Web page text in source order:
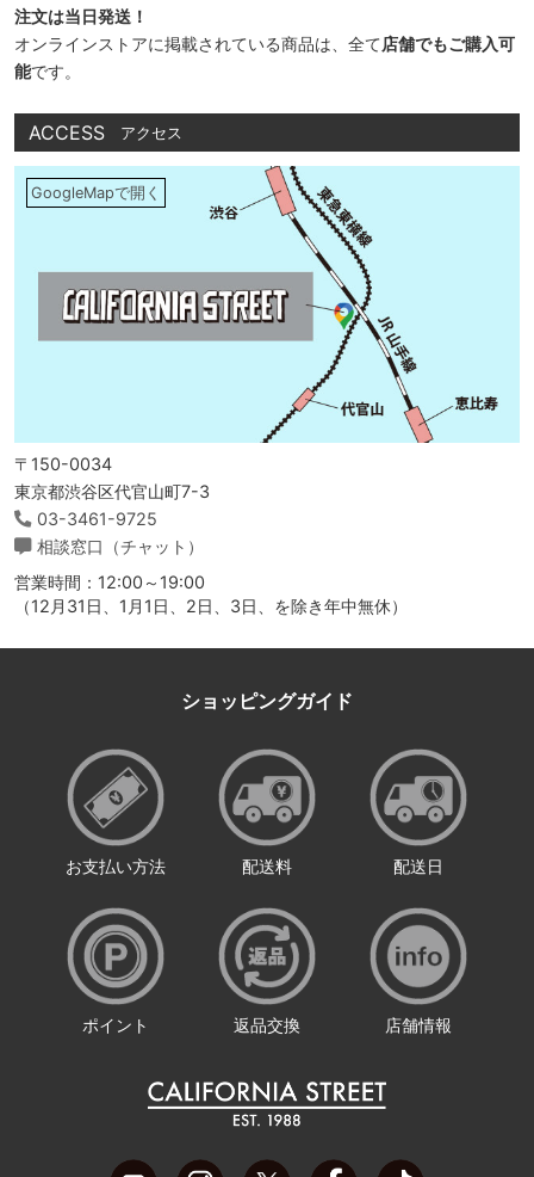
注文は当日発送！
オンラインストアに掲載されている商品は、全て店舗でもご購入可
能です。
ACCESS アクセス
GoogleMapで開く
〒150-0034
東京都渋谷区代官山町7-3
03-3461-9725
相談窓口（チャット）
営業時間：12:00～19:00
（12月31日、1月1日、2日、3日、を除き年中無休）
ショッピングガイド
お支払い方法 配送料 配送日
ポイント 返品交換 店舗情報